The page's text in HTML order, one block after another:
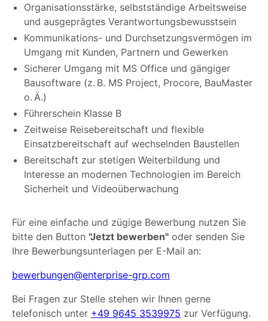
Organisationsstärke, selbstständige Arbeitsweise
und ausgeprägtes Verantwortungsbewusstsein
Kommunikations- und Durchsetzungsvermögen im
Umgang mit Kunden, Partnern und Gewerken
Sicherer Umgang mit MS Office und gängiger
Bausoftware (z. B. MS Project, Procore, BauMaster
o. Ä.)
Führerschein Klasse B
Zeitweise Reisebereitschaft und flexible
Einsatzbereitschaft auf wechselnden Baustellen
Bereitschaft zur stetigen Weiterbildung und
Interesse an modernen Technologien im Bereich
Sicherheit und Videoüberwachung
Für eine einfache und zügige Bewerbung nutzen Sie
bitte den Button "Jetzt bewerben" oder senden Sie
Ihre Bewerbungsunterlagen per E-Mail an:
bewerbungen@enterprise-grp.com
Bei Fragen zur Stelle stehen wir Ihnen gerne
telefonisch unter +49 9645 3539975 zur Verfügung.